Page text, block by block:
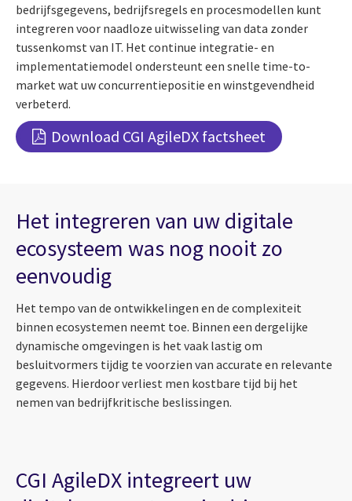
bedrijfsgegevens, bedrijfsregels en procesmodellen kunt
integreren voor naadloze uitwisseling van data zonder
tussenkomst van IT. Het continue integratie- en
implementatiemodel ondersteunt een snelle time-to-
market wat uw concurrentiepositie en winstgevendheid
verbeterd.
Download CGI AgileDX factsheet
Het integreren van uw digitale
ecosysteem was nog nooit zo
eenvoudig
Het tempo van de ontwikkelingen en de complexiteit
binnen ecosystemen neemt toe. Binnen een dergelijke
dynamische omgevingen is het vaak lastig om
besluitvormers tijdig te voorzien van accurate en relevante
gegevens. Hierdoor verliest men kostbare tijd bij het
nemen van bedrijfkritische beslissingen.
CGI AgileDX integreert uw